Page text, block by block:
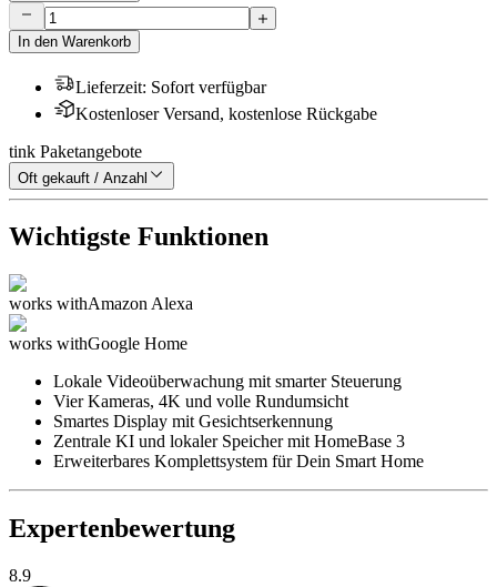
In den Warenkorb
Lieferzeit: Sofort verfügbar
Kostenloser Versand, kostenlose Rückgabe
tink Paketangebote
Oft gekauft / Anzahl
Wichtigste Funktionen
works withAmazon Alexa
works withGoogle Home
Lokale Videoüberwachung mit smarter Steuerung
Vier Kameras, 4K und volle Rundumsicht
Smartes Display mit Gesichtserkennung
Zentrale KI und lokaler Speicher mit HomeBase 3
Erweiterbares Komplettsystem für Dein Smart Home
Expertenbewertung
8.9